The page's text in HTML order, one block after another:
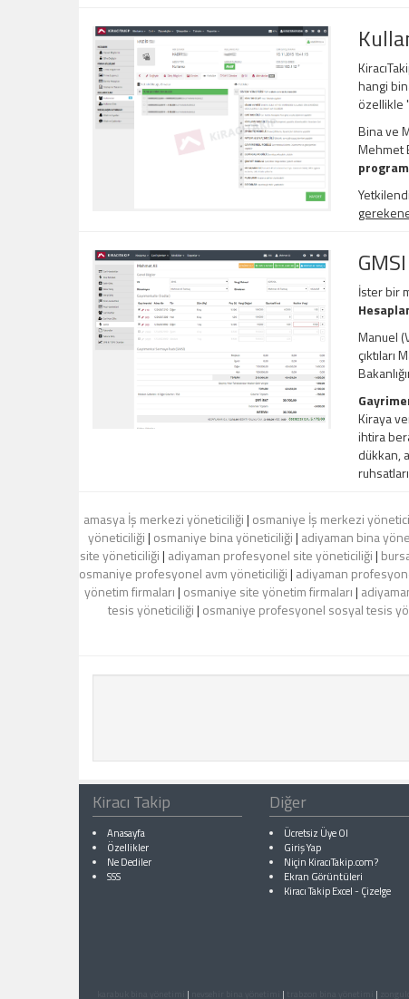
hangi
özellikle
Bina ve
Mehmet
İster bir
Manuel
çıktıları
Kiraya
ihtira
dükkan,
amasya İş merkezi yöneticiliği| osmaniye İş merkezi
yöneticiliği| osmaniye bina yöneticiliği| adiyaman bina
site yöneticiliği| adiyaman profesyonel site yöneticiliği|
osmaniye profesyonel avm yöneticiliği| adiyaman
yönetim firmaları| osmaniye site yönetim firmaları|
tesis yöneticiliği| osmaniye profesyonel sosyal tesis
Kiracı Takip
Anasayfa
Özellikler
Ne Dediler
SSS
Diğer
Ücretsiz Üye Ol
Giriş Yap
Niçin KiracıTakip.com?
Ekran Görüntüleri
Kiracı Takip Excel- Çizelge
| | |